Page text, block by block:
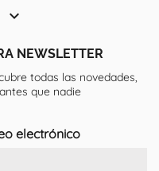

NEWSLETTER
todas las novedades,
que nadie
electrónico